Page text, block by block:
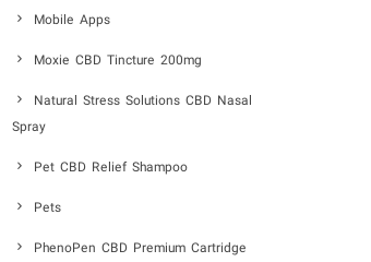
Mobile Apps
Moxie CBD Tincture 200mg
Natural Stress Solutions CBD Nasal
Spray
Pet CBD Relief Shampoo
Pets
PhenoPen CBD Premium Cartridge